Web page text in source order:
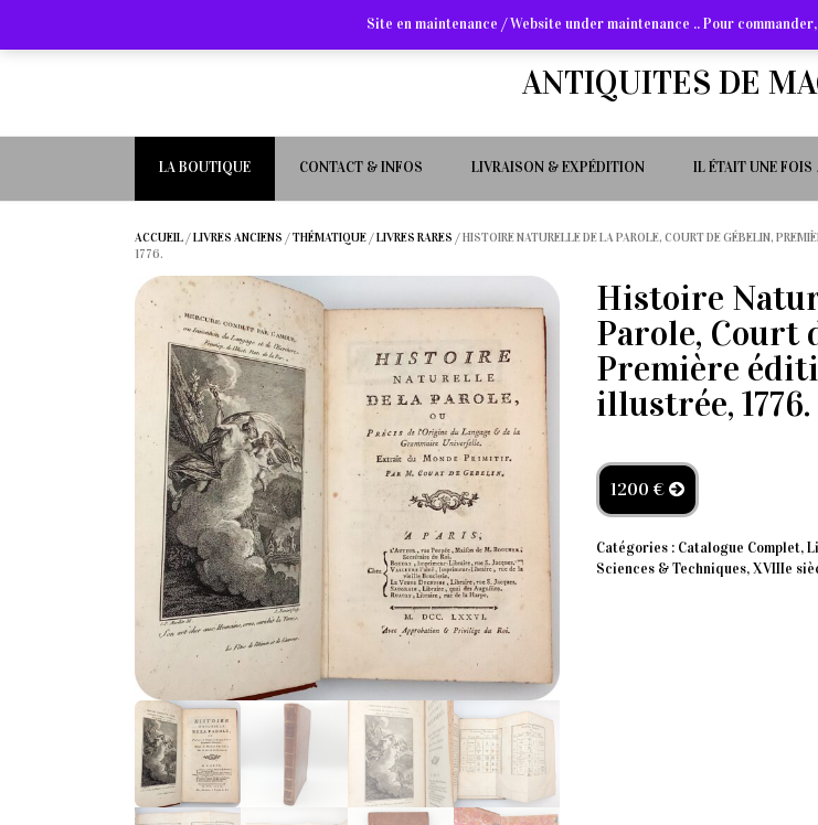
ANTIQUITES DE
LA BOUTIQUE CONTACT & INFOS LIVRAISON & EXPÉDITION IL ÉTAIT UNE
ACCUEIL /LIVRES ANCIENS /THÉMATIQUE /LIVRES RARES / HISTOIRE NATURELLE DE LA PAROLE, COURT DE GÉBELIN,
1776.
Histoire
Parole, Court
Première
illustrée, 1776.
1200 €
Catégories : Catalogue Complet,
Sciences & Techniques,XVIIIe
Site en maintenance / Website under maintenance .. Pour